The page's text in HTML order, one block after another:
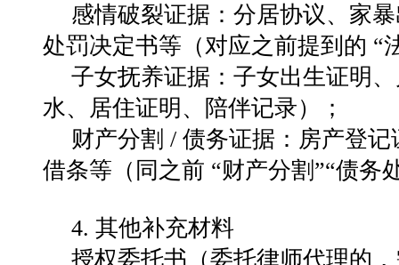
感情破裂证据：分居协议、家
处罚决定书等（对应之前提到的 “
子女抚养证据：子女出生证明
水、居住证明、陪伴记录）；
财产分割 / 债务证据：房产登
借条等（同之前 “财产分割”“债务
4. 其他补充材料
授权委托书（委托律师代理的